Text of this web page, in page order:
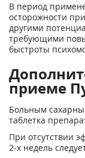
В период
осторожности
другими
требующими
быстроты
приеме
Больным
таблетка
При отсутствии
2-х недель